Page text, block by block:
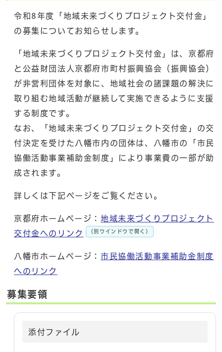
令和8年度「地域未来づくりプロジェクト交付金」
の募集についてお知らせします。
「地域未来づくりプロジェクト交付金」は、京都府
と公益財団法人京都府市町村振興協会（振興協会）
が非営利団体を対象に、地域社会の諸課題の解決に
取り組む地域活動が継続して実施できるように支援
する制度です。
なお、「地域未来づくりプロジェクト交付金」の交
付決定を受けた八幡市内の団体は、八幡市の「市民
協働活動事業補助金制度」により事業費の一部が助
成されます。
詳しくは下記ページをご覧ください。
京都府ホームページ： 地域未来づくりプロジェクト
交付金へのリンク
（別ウインドウで開く）
八幡市ホームページ： 市民協働活動事業補助金制度
へのリンク
募集要領
添付ファイル